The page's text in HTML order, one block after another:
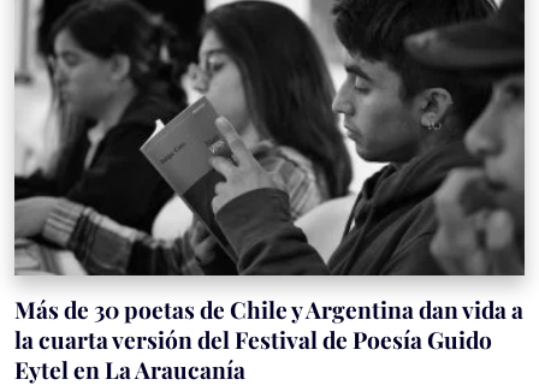
Más de 30 poetas de Chile y Argentina dan vida a
la cuarta versión del Festival de Poesía Guido
Eytel en La Araucanía